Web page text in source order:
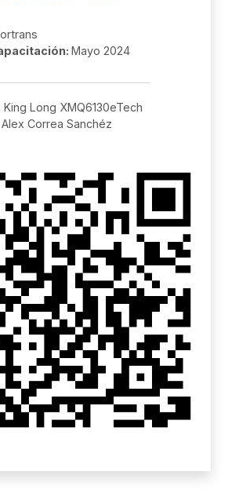
Mayo 2024
Long XMQ6130eTech
Correa Sanchéz